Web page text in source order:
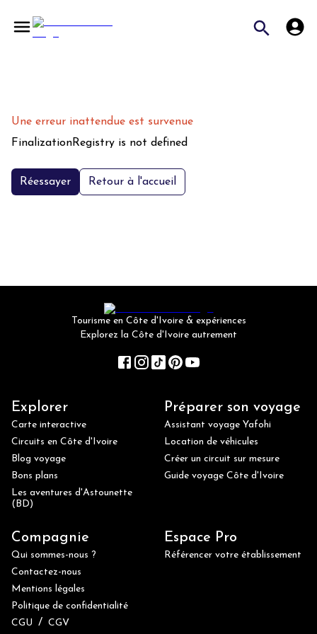
Une erreur inattendue est survenue
FinalizationRegistry is not defined
Réessayer Retour à l'accueil
Tourisme en Côte d'Ivoire & expériences
Explorez la Côte d'Ivoire autrement
Explorer
Carte interactive
Circuits en Côte d'Ivoire
Blog voyage
Bons plans
Les aventures d'Astounette
(BD)
Préparer son voyage
Assistant voyage Yafohi
Location de véhicules
Créer un circuit sur mesure
Guide voyage Côte d'Ivoire
Compagnie
Qui sommes-nous ?
Contactez-nous
Mentions légales
Politique de confidentialité
CGU / CGV
Espace Pro
Référencer votre établissement